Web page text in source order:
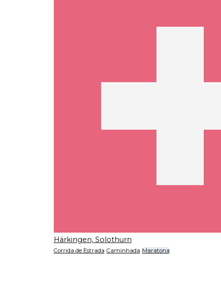
Härkingen, Solothurn
Corrida de Estrada Caminhada Maratona